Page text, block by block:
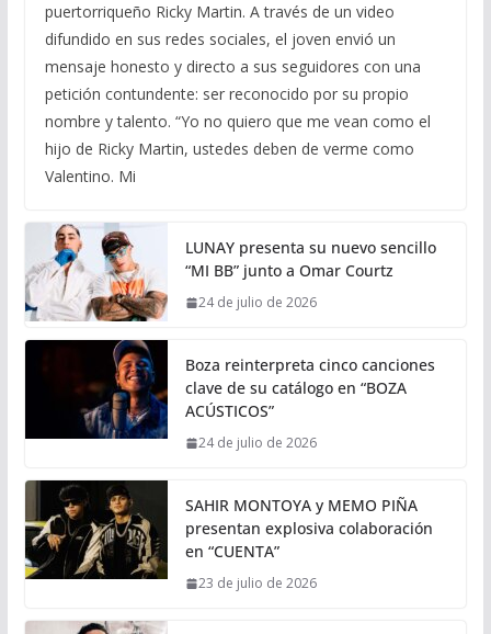
puertorriqueño Ricky Martin. A través de un video
difundido en sus redes sociales, el joven envió un
mensaje honesto y directo a sus seguidores con una
petición contundente: ser reconocido por su propio
nombre y talento. “Yo no quiero que me vean como el
hijo de Ricky Martin, ustedes deben de verme como
Valentino. Mi
LUNAY presenta su nuevo sencillo
“MI BB” junto a Omar Courtz
24 de julio de 2026
Boza reinterpreta cinco canciones
clave de su catálogo en “BOZA
ACÚSTICOS”
24 de julio de 2026
SAHIR MONTOYA y MEMO PIÑA
presentan explosiva colaboración
en “CUENTA”
23 de julio de 2026